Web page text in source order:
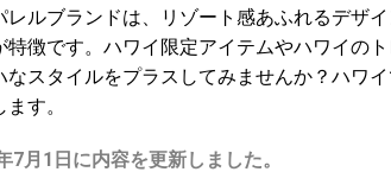
レルブランドは、リゾート感あふれるデザ
特徴です。ハワイ限定アイテムやハワイの
なスタイルをプラスしてみませんか？ハワ
す。
月1日に内容を更新しました。